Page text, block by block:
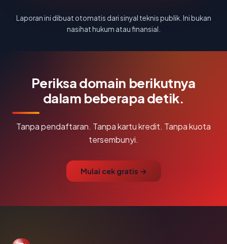
Laporan ini dibuat otomatis dari sinyal teknis publik. Ini bukan
nasihat hukum atau finansial.
Periksa domain berikutnya
dalam beberapa detik.
Tanpa pendaftaran. Tanpa kartu kredit. Tanpa kuota
tersembunyi.
Mulai cek gratis →